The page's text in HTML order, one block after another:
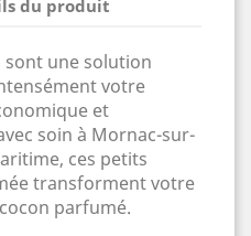
du produit
une solution
votre
et
soin à Mornac-sur-
ces petits
transforment votre
parfumé.